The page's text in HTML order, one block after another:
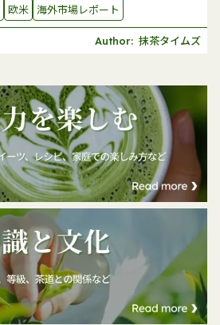
欧米 海外市場レポート
Author: 抹茶タイムズ